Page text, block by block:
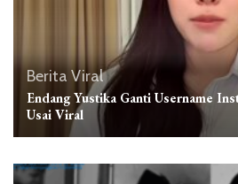
Berita Viral
Endang Yustika Ganti Username
Usai Viral